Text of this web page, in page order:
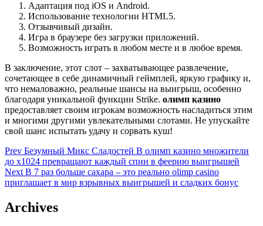
Адаптация под iOS и Android.
Использование технологии HTML5.
Отзывчивый дизайн.
Игра в браузере без загрузки приложений.
Возможность играть в любом месте и в любое время.
В заключение, этот слот – захватывающее развлечение,
сочетающее в себе динамичный геймплей, яркую графику и,
что немаловажно, реальные шансы на выигрыш, особенно
благодаря уникальной функции Strike. олимп казино
предоставляет своим игрокам возможность насладиться этим
и многими другими увлекательными слотами. Не упускайте
свой шанс испытать удачу и сорвать куш!
Post
navigation
Prev Безумный Микс Сладостей В олимп казино множители
до x1024 превращают каждый спин в феерию выигрышей
Next В 7 раз больше сахара – это реально olimp casino
приглашает в мир взрывных выигрышей и сладких бонус
Archives